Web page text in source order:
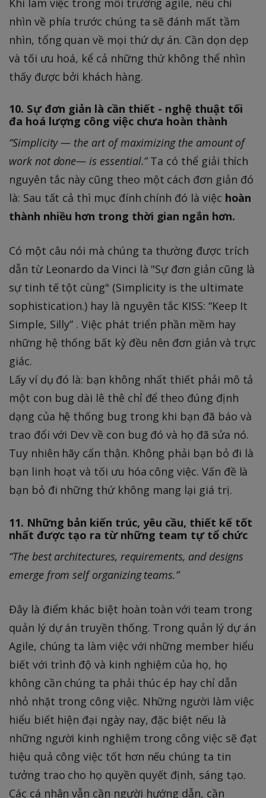
Khi làm việc trong môi trường agile, nếu chỉ
nhìn về phía trước chúng ta sẽ đánh mất tầm
nhìn, tổng quan về mọi thứ dự án. Cần dọn dẹp
và tối ưu hoá, kể cả những thứ không thể nhìn
thấy được bởi khách hàng.
10. Sự đơn giản là cần thiết - nghệ thuật tối
đa hoá lượng công việc chưa hoàn thành
“Simplicity — the art of maximizing the amount of
work not done— is essential.”Ta có thể giải thích
nguyên tắc này cũng theo một cách đơn giản đó
là: Sau tất cả thì mục đính chính đó là việc hoàn
thành nhiều hơn trong thời gian ngắn hơn.
Có một câu nói mà chúng ta thường được trích
dẫn từ Leonardo da Vinci là "Sự đơn giản cũng là
sự tinh tế tột cùng" (Simplicity is the ultimate
sophistication.) hay là nguyên tắc KISS: “Keep It
Simple, Silly” . Việc phát triển phần mềm hay
những hệ thống bất kỳ đều nên đơn giản và trực
giác.
Lấy ví dụ đó là: bạn không nhất thiết phải mô tả
một con bug dài lê thê chỉ để theo đúng định
dạng của hệ thống bug trong khi bạn đã báo và
trao đổi với Dev về con bug đó và họ đã sửa nó.
Tuy nhiên hãy cẩn thận. Không phải bạn bỏ đi là
bạn linh hoạt và tối ưu hóa công việc. Vấn đề là
bạn bỏ đi những thứ không mang lại giá trị.
11. Những bản kiến trúc, yêu cầu, thiết kế tốt
nhất được tạo ra từ những team tự tổ chức
“The best architectures, requirements, and designs
emerge from self organizing teams.”
Đây là điểm khác biệt hoàn toàn với team trong
quản lý dự án truyền thống. Trong quản lý dự án
Agile, chúng ta làm việc với những member hiểu
biết với trình độ và kinh nghiệm của họ, họ
không cần chúng ta phải thúc ép hay chỉ dẫn
nhỏ nhặt trong công việc. Những người làm việc
hiểu biết hiện đại ngày nay, đặc biệt nếu là
những người kinh nghiệm trong công việc sẽ đạt
hiệu quả công việc tốt hơn nếu chúng ta tin
tưởng trao cho họ quyền quyết định, sáng tạo.
Các cá nhân vẫn cần người hướng dẫn, cần